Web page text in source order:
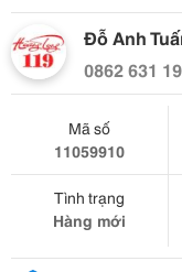
Đỗ Anh
0862 631
Mã số
11059910
Tình trạng
Hàng mới